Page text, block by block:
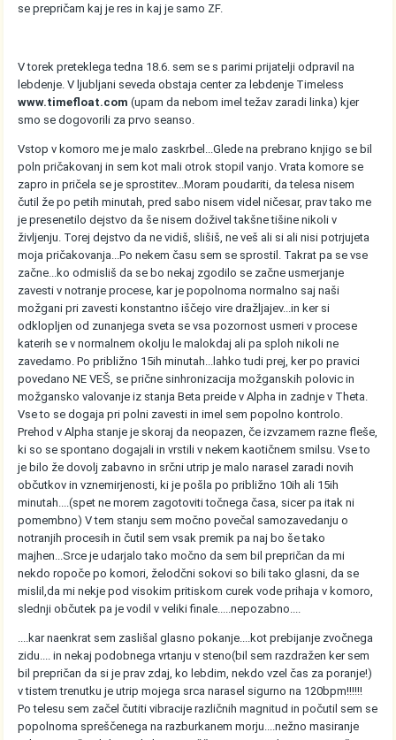
se prepričam kaj je res in kaj je samo ZF.
V torek preteklega tedna 18.6. sem se s parimi prijatelji odpravil na
lebdenje. V ljubljani seveda obstaja center za lebdenje Timeless
www.timefloat.com (upam da nebom imel težav zaradi linka) kjer
smo se dogovorili za prvo seanso.
Vstop v komoro me je malo zaskrbel...Glede na prebrano knjigo se bil
poln pričakovanj in sem kot mali otrok stopil vanjo. Vrata komore se
zapro in pričela se je sprostitev...Moram poudariti, da telesa nisem
čutil že po petih minutah, pred sabo nisem videl ničesar, prav tako me
je presenetilo dejstvo da še nisem doživel takšne tišine nikoli v
življenju. Torej dejstvo da ne vidiš, slišiš, ne veš ali si ali nisi potrjujeta
moja pričakovanja...Po nekem času sem se sprostil. Takrat pa se vse
začne...ko odmisliš da se bo nekaj zgodilo se začne usmerjanje
zavesti v notranje procese, kar je popolnoma normalno saj naši
možgani pri zavesti konstantno iščejo vire dražljajev...in ker si
odklopljen od zunanjega sveta se vsa pozornost usmeri v procese
katerih se v normalnem okolju le malokdaj ali pa sploh nikoli ne
zavedamo. Po približno 15ih minutah...lahko tudi prej, ker po pravici
povedano NE VEŠ, se prične sinhronizacija možganskih polovic in
možgansko valovanje iz stanja Beta preide v Alpha in zadnje v Theta.
Vse to se dogaja pri polni zavesti in imel sem popolno kontrolo.
Prehod v Alpha stanje je skoraj da neopazen, če izvzamem razne fleše,
ki so se spontano dogajali in vrstili v nekem kaotičnem smilsu. Vse to
je bilo že dovolj zabavno in srčni utrip je malo narasel zaradi novih
občutkov in vznemirjenosti, ki je pošla po približno 10ih ali 15ih
minutah....(spet ne morem zagotoviti točnega časa, sicer pa itak ni
pomembno) V tem stanju sem močno povečal samozavedanju o
notranjih procesih in čutil sem vsak premik pa naj bo še tako
majhen...Srce je udarjalo tako močno da sem bil prepričan da mi
nekdo ropoče po komori, želodčni sokovi so bili tako glasni, da se
mislil,da mi nekje pod visokim pritiskom curek vode prihaja v komoro,
slednji občutek pa je vodil v veliki finale.....nepozabno....
....kar naenkrat sem zaslišal glasno pokanje....kot prebijanje zvočnega
zidu.... in nekaj podobnega vrtanju v steno(bil sem razdražen ker sem
bil prepričan da si je prav zdaj, ko lebdim, nekdo vzel čas za poranje!)
v tistem trenutku je utrip mojega srca narasel sigurno na 120bpm!!!!!!
Po telesu sem začel čutiti vibracije različnih magnitud in počutil sem se
popolnoma spreščenega na razburkanem morju....nežno masiranje